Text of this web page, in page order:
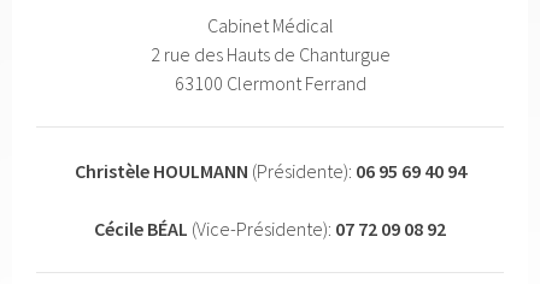
Cabinet Médical
2 rue des Hauts de Chanturgue
63100 Clermont Ferrand
Christèle HOULMANN (Présidente): 06 95 69 40 94
Cécile BÉAL (Vice-Présidente): 07 72 09 08 92